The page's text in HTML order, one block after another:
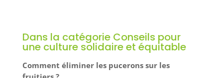
Dans la catégorie Conseils pour
une culture solidaire et équitable
Comment éliminer les pucerons sur les